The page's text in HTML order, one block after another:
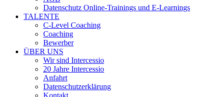
Datenschutz Online-Trainings und E-Learnings
TALENTE
C-Level Coaching
Coaching
Bewerber
ÜBER UNS
Wir sind Intercessio
20 Jahre Intercessio
Anfahrt
Datenschutzerklärung
Kontakt